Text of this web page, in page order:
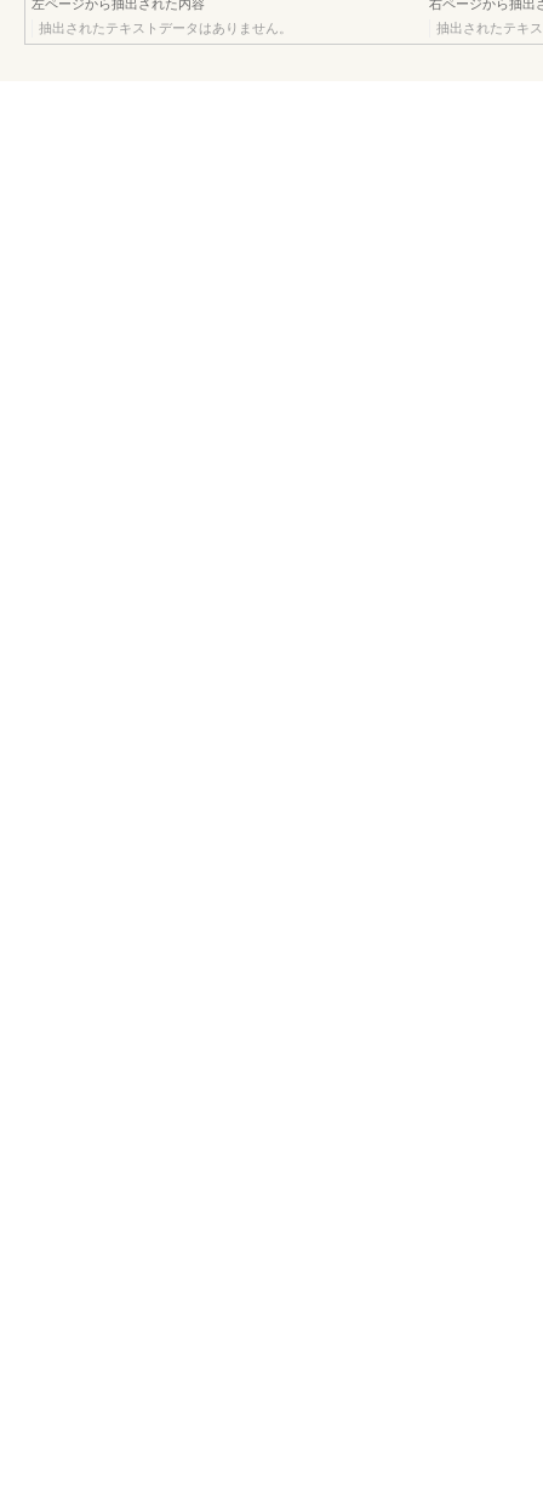
左ページから抽出された内容
抽出されたテキストデータはありません。
右ページから抽出
抽出されたテキ